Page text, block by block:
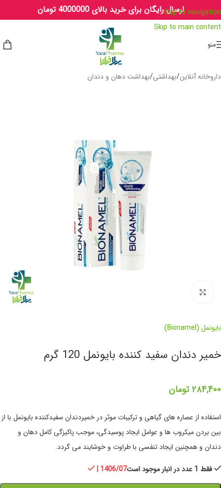
Skip to navigation
Skip to main content
ارسال رایگان برای خرید بالای 4000000 تومان
منو
داروخانه آنلاین/بهداشتی/بهداشت دهان و دندان
بایونمل (Bionamel)
خمیر دندان سفید کننده بایونمل 120 گرم
۲۸۴,۴۰۰ تومان
استفاده از عصاره های گیاهی و ترکیبات موثر در خمیردندان سفیدکننده بایونمل با از
بین بردن میکروب ها و عوامل ایجاد پوسیدگی، موجب پاکیزگی کامل دهان و
دندان و همچنین ایجاد تنفسی با طراوت و خوشایند می گردد.
فقط 1 عدد در انبار موجود است | 1406/07